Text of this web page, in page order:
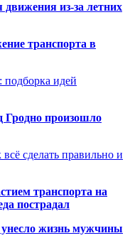
из-за летних
транспорта в
подборка идей
Гродно произошло
сделать правильно и
транспорта на
пострадал
жизнь мужчины